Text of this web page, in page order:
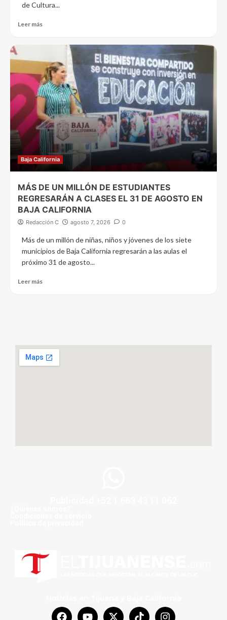
de Cultura...
Leer más
Baja California
MÁS DE UN MILLÓN DE ESTUDIANTES
REGRESARÁN A CLASES EL 31 DE AGOSTO EN
BAJA CALIFORNIA
Redacción C agosto 7, 2026 0
Más de un millón de niñas, niños y jóvenes de los siete
municipios de Baja California regresarán a las aulas el
próximo 31 de agosto...
Leer más